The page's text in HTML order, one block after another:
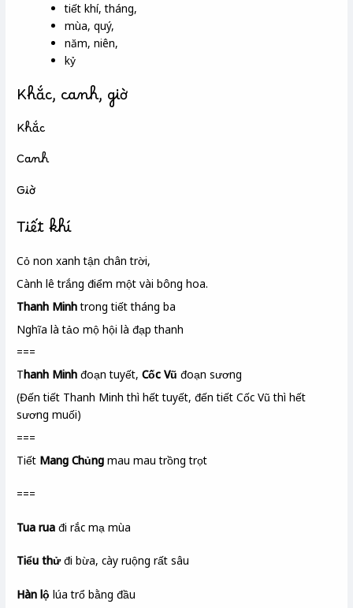
tiết khí, tháng,
mùa, quý,
năm, niên,
kỷ
Khắc, canh, giờ
Khắc
Canh
Giờ
Tiết khí
Cỏ non xanh tận chân trời,
Cành lê trắng điểm một vài bông hoa.
Thanh Minhtrong tiết tháng ba
Nghĩa là tảo mộ hội là đạp thanh
===
Thanh Minh đoạn tuyết,Cốc Vũ đoạn sương
(Đến tiết Thanh Minh thì hết tuyết, đến tiết Cốc Vũ thì hết
sương muối)
===
Tiết Mang Chủng mau mau trồng trọt
===
Tua rua đi rắc mạ mùa
Tiểu thửđi bừa, cày ruộng rất sâu
Hàn lộ lúa trổ bằng đầu